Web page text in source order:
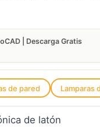
| Descarga Gratis
de pared Lamparas